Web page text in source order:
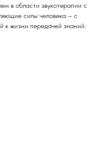
в области звукотерапии с
силы человека – с
к жизни передачей знаний.